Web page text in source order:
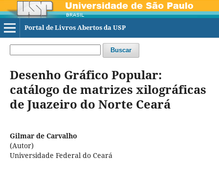
Portal de Livros Abertos da USP
Buscar
Desenho Gráfico Popular:
catálogo de matrizes xilográficas
de Juazeiro do Norte Ceará
Gilmar de Carvalho
(Autor)
Universidade Federal do Ceará